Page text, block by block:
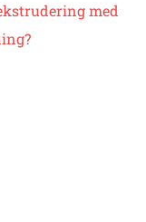
med